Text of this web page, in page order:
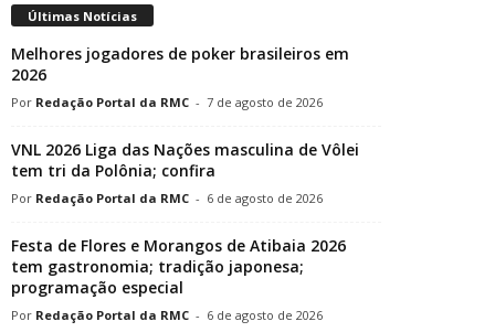
Últimas Notícias
Melhores jogadores de poker brasileiros em
2026
Redação Portal da RMC - 7 de agosto de 2026
VNL 2026 Liga das Nações masculina de Vôlei
tem tri da Polônia; confira
Redação Portal da RMC - 6 de agosto de 2026
Festa de Flores e Morangos de Atibaia 2026
tem gastronomia; tradição japonesa;
programação especial
Redação Portal da RMC - 6 de agosto de 2026